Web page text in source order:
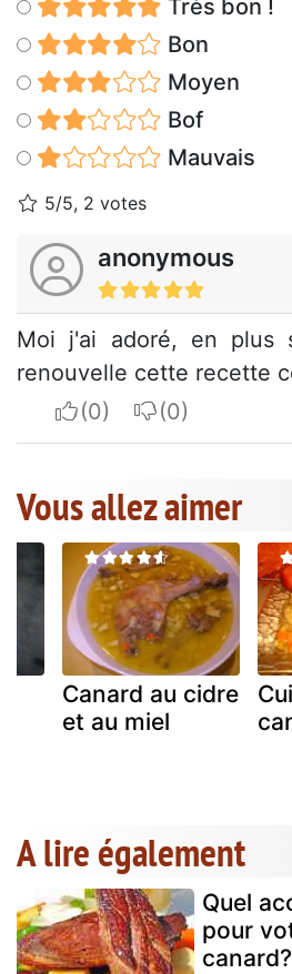
Très bon !
Bon
Moyen
Bof
Mauvais
5/5, 2 votes
anonymous
Moi j'ai adoré, en plus
renouvelle cette recette
I apreciateI do not
Vous allez aimer
Canard au cidre
et au miel
A lire également
Quel
pour
canard?